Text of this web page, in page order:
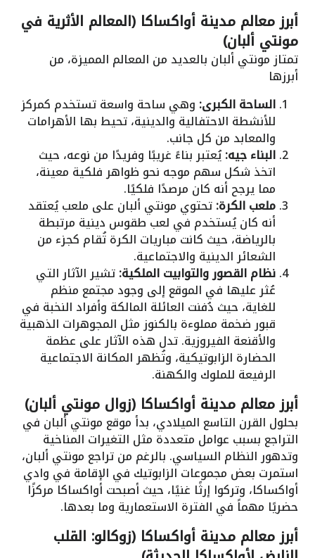
أبرز معالم مدينة أواكساكا (المعالم الأثرية في
مونتي ألبان)
تمتاز مونتي ألبان بالعديد من المعالم المميزة، من
أبرزها
الساحة الكبرى: وهي ساحة واسعة تستخدم كمركز
للأنشطة الاحتفالية والدينية، تحيط بها الأهرامات
والمعابد من كل جانب.
البناء جيه:يُعتبر بناءً غريبًا وفريدًا من نوعه، حيث
اتخذ شكل سهم موجه نحو ظواهر فلكية معينة،
مما يرجح أنه كان مرصدًا فلكيًا.
ملعب الكرة:تحتوي مونتي ألبان على ملعب يُعتقد
أنه كان يُستخدم في لعب طقوس دينية مرتبطة
بالرياضة، حيث كانت مباريات الكرة تُقام كجزء من
الشعائر الدينية والاجتماعية.
نظام القصور والتوابيت الملكية:تشير الآثار التي
عُثر عليها في الموقع إلى وجود مجتمع منظم
للغاية، حيث دُفنت العائلة المالكة وأفراد النخبة في
قبور ضخمة مملوءة بالكنوز مثل المجوهرات الذهبية
والأقنعة الفيروزية. تدل هذه الآثار على عظمة
الحضارة الزابوتيكية، وتُظهر المكانة الاجتماعية
الرفيعة للملوك والكهنة.
أبرز معالم مدينة أواكساكا (زوال مونتي ألبان)
بحلول القرن التاسع الميلادي، بدأ موقع مونتي ألبان في
التراجع بسبب عوامل متعددة مثل التغيرات المناخية
وتدهور النظام السياسي. بالرغم من تراجع مونتي ألبان،
استمرت بعض مجموعات الزابوتيك في الإقامة في وادي
أواكساكا، وتركوا إرثًا غنيًا، حيث أصبحت أواكساكا مركزًا
حضريًا مهماً في الفترة الاستعمارية وما بعدها.
أبرز معالم مدينة أواكساكا (زوكالو: القلب